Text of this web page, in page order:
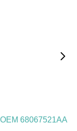
68067521AA